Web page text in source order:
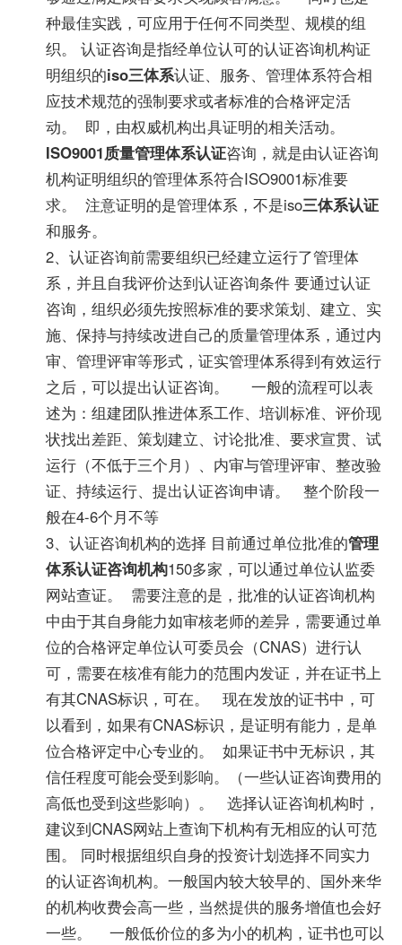
种最佳实践，可应用于任何不同类型、规模的组
织。 认证咨询是指经单位认可的认证咨询机构证
明组织的iso三体系认证、服务、管理体系符合相
应技术规范的强制要求或者标准的合格评定活
动。 即，由权威机构出具证明的相关活动。
ISO9001质量管理体系认证咨询，就是由认证咨询
机构证明组织的管理体系符合ISO9001标准要
求。 注意证明的是管理体系，不是iso三体系认证
和服务。
2、认证咨询前需要组织已经建立运行了管理体
系，并且自我评价达到认证咨询条件 要通过认证
咨询，组织必须先按照标准的要求策划、建立、实
施、保持与持续改进自己的质量管理体系，通过内
审、管理评审等形式，证实管理体系得到有效运行
之后，可以提出认证咨询。 一般的流程可以表
述为：组建团队推进体系工作、培训标准、评价现
状找出差距、策划建立、讨论批准、要求宣贯、试
运行（不低于三个月）、内审与管理评审、整改验
证、持续运行、提出认证咨询申请。 整个阶段一
般在4-6个月不等
3、认证咨询机构的选择 目前通过单位批准的管理
体系认证咨询机构150多家，可以通过单位认监委
网站查证。 需要注意的是，批准的认证咨询机构
中由于其自身能力如审核老师的差异，需要通过单
位的合格评定单位认可委员会（CNAS）进行认
可，需要在核准有能力的范围内发证，并在证书上
有其CNAS标识，可在。 现在发放的证书中，可
以看到，如果有CNAS标识，是证明有能力，是单
位合格评定中心专业的。 如果证书中无标识，其
信任程度可能会受到影响。（一些认证咨询费用的
高低也受到这些影响）。 选择认证咨询机构时，
建议到CNAS网站上查询下机构有无相应的认可范
围。 同时根据组织自身的投资计划选择不同实力
的认证咨询机构。一般国内较大较早的、国外来华
的机构收费会高一些，当然提供的服务增值也会好
一些。 一般低价位的多为小的机构，证书也可以